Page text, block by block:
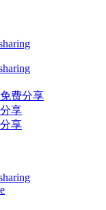
费分享
享
享